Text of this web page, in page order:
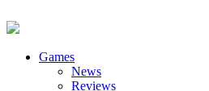
Games
News
Reviews